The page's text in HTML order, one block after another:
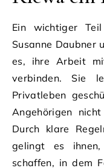
Ein wichtiger
Susanne Daubner
es, ihre Arbeit
verbinden. Sie
Privatleben
Angehörigen
Durch klare
gelingt es
schaffen, in dem